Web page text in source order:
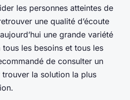
les personnes atteintes de
une qualité d’écoute
une grande variété
tous les besoins et tous les
de consulter un
la solution la plus